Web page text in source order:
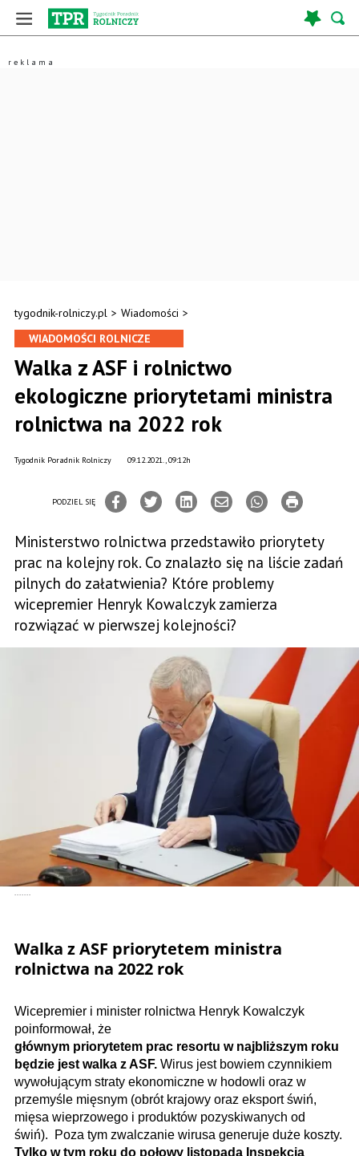
tygodnik-rolniczy.pl > Wiadomości >
.......
WIADOMOŚCI ROLNICZE
Walka z ASF i rolnictwo
ekologiczne priorytetami ministra
rolnictwa na 2022 rok
09.12.2021., 09:12h
Tygodnik Poradnik Rolniczy
PODZIEL SIĘ
Ministerstwo rolnictwa przedstawiło priorytety
prac na kolejny rok. Co znalazło się na liście zadań
pilnych do załatwienia? Które problemy
wicepremier Henryk Kowalczyk zamierza
rozwiązać w pierwszej kolejności?
Walka z ASF priorytetem ministra
rolnictwa na 2022 rok
Wicepremier i minister rolnictwa Henryk Kowalczyk
poinformował, że
głównym priorytetem prac resortu w najbliższym roku
będzie jest walka z ASF. Wirus jest bowiem czynnikiem
wywołującym straty ekonomiczne w hodowli oraz w
przemyśle mięsnym (obrót krajowy oraz eksport świń,
mięsa wieprzowego i produktów pozyskiwanych od
świń). Poza tym zwalczanie wirusa generuje duże koszty.
Tylko w tym roku do połowy listopada Inspekcja